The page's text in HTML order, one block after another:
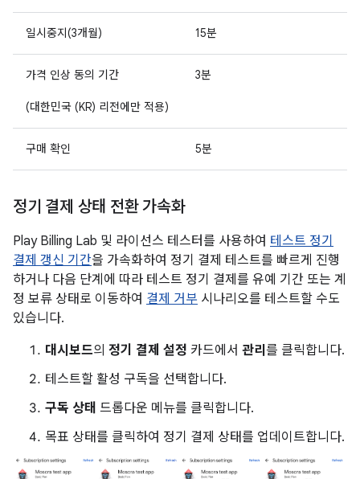
일시중지(3개월) 15분
가격 인상 동의 기간
(대한민국 (KR) 리전에만 적용)
3분
구매 확인 5분
정기 결제 상태 전환 가속화
Play Billing Lab 및 라이선스 테스터를 사용하여 테스트 정기
결제 갱신 기간을 가속화하여 정기 결제 테스트를 빠르게 진행
하거나 다음 단계에 따라 테스트 정기 결제를 유예 기간 또는 계
정 보류 상태로 이동하여 결제 거부 시나리오를 테스트할 수도
있습니다.
대시보드의 정기 결제 설정 카드에서 관리 를 클릭합니다.
테스트할 활성 구독을 선택합니다.
구독 상태 드롭다운 메뉴를 클릭합니다.
목표 상태를 클릭하여 정기 결제 상태를 업데이트합니다.